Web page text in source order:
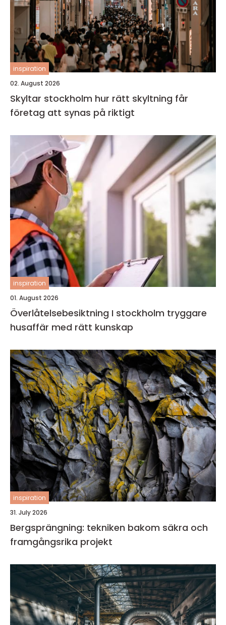
inspiration
02. August 2026
Skyltar stockholm hur rätt skyltning får
företag att synas på riktigt
inspiration
01. August 2026
Överlåtelsebesiktning I stockholm tryggare
husaffär med rätt kunskap
inspiration
31. July 2026
Bergsprängning: tekniken bakom säkra och
framgångsrika projekt